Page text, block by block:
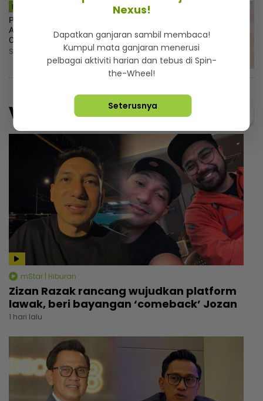
MSTAR | SEMASA
Puteri Sultan Pahang, Tengku Ilyana
Alia selamat disatukan dengan
Christopher Lionel Froggatt
Sabtu, 8 Ogos 2026 2:25 PM
Video Menarik@video
mStar | Hiburan
Zizan Razak rancang wujudkan platform
lawak, beri bayangan ‘comeback’ Jozan
1 hari lalu
Nexus!
Dapatkan ganjaran sambil membaca!
Kumpul mata ganjaran menerusi
pelbagai aktiviti harian dan tebus di Spin-
the-Wheel!
Seterusnya